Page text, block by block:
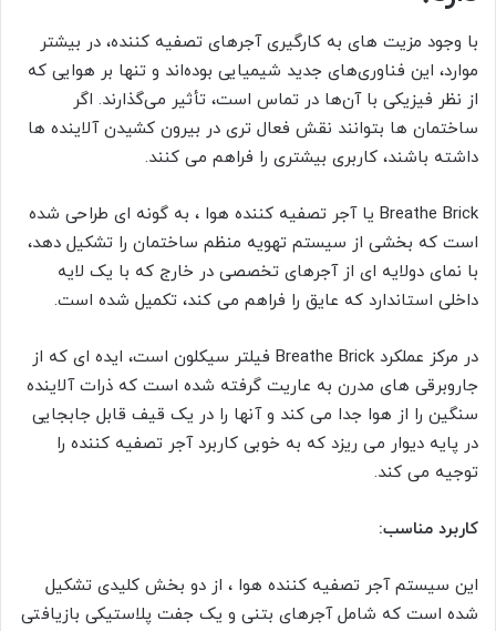
با وجود مزیت های به کارگیری آجرهای تصفیه کننده، در بیشتر
موارد، این فناوری‌های جدید شیمیایی بوده‌اند و تنها بر هوایی که
از نظر فیزیکی با آن‌ها در تماس است، تأثیر می‌گذارند. اگر
ساختمان ها بتوانند نقش فعال تری در بیرون کشیدن آلاینده ها
داشته باشند، کاربری بیشتری را فراهم می کنند.
Breathe Brick یا آجر تصفیه کننده هوا ، به گونه ای طراحی شده
است که بخشی از سیستم تهویه منظم ساختمان را تشکیل دهد،
با نمای دولایه ای از آجرهای تخصصی در خارج که با یک لایه
داخلی استاندارد که عایق را فراهم می کند، تکمیل شده است.
در مرکز عملکرد Breathe Brick فیلتر سیکلون است، ایده ای که از
جاروبرقی های مدرن به عاریت گرفته شده است که ذرات آلاینده
سنگین را از هوا جدا می کند و آنها را در یک قیف قابل جابجایی
در پایه دیوار می ریزد که به خوبی کاربرد آجر تصفیه کننده را
توجیه می کند.
کاربرد مناسب:
این سیستم آجر تصفیه کننده هوا ، از دو بخش کلیدی تشکیل
شده است که شامل آجرهای بتنی و یک جفت پلاستیکی بازیافتی